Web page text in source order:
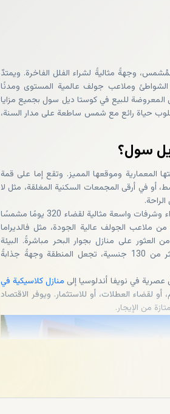
وجهةً مثاليةً لشراء الفلل الفاخرة. ويمتدّ
وملاعب جولف عالمية المستوى ومدنًا
المعروضة للبيع في كوستا ديل سول بجميع مزايا
حياة رائع مع شمس ساطعة على مدار السنة،
سول؟
وموقعها المميز. وتقع إما على قمة
أو في أرقى المجمعات السكنية المغلقة، مثل لا
وتضم معظم الفلل مسابح خاصة وحدائق خضراء وشرفات واسعة مثالية لقضاء 320 يومًا مشمسًا
ملاعب الجولف عالية الجودة، مثل فالديراما
على منازل بجوار البحر مباشرةً. البيئة
متعددة الثقافات، التي جذبت أشخاصًا من أكثر من 130 جنسية، تجعل المنطقة وجهةً جذابةً
في نويفا أندلوسيا إلى منازل كلاسيكية في
لقضاء العطلات، أو للاستثمار. ويوفر الاقتصاد
من الإيجار.